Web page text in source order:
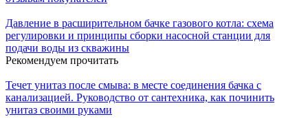
Давление в расширительном бачке газового котла: схема
регулировки и принципы сборки насосной станции для
подачи воды из скважины
Рекомендуем прочитать
Течет унитаз после смыва: в месте соединения бачка с
канализацией. Руководство от сантехника, как починить
унитаз своими руками